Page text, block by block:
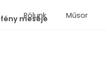
Rólunk Műsor
meséje